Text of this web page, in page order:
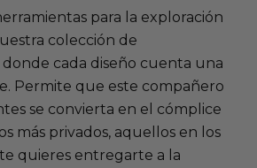
para la exploración
colección de
donde cada diseño cuenta una
Permite que este compañero
se convierta en el cómplice
más privados, aquellos en los
quieres entregarte a la